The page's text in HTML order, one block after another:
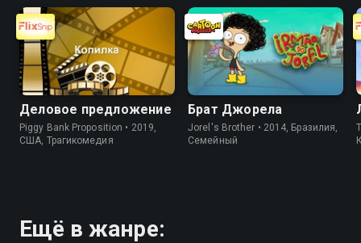
Деловое предложение
Piggy Bank Proposition • 2019,
США, Трагикомедия
Брат Джорела
Jorel's Brother • 2014, Бразилия,
Cемейный
Ещё в жанре: